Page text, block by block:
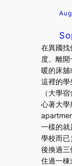
在異國找
度。離
暖的床舖
這裡的學
（大學
心著大學
一樣的就
學校而已
後換過三
住過一棟